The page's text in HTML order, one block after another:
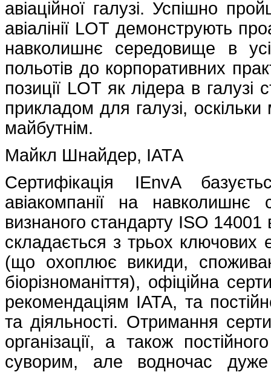
авіаційної галузі. Успішно
авіалінії LOT демонструють
навколишнє середовище в
польотів до корпоративних
позиції LOT як лідера в галузі
прикладом для галузі,
майбутнім.
Майкл Шнайдер, ІАТА
Сертифікація IEnvA
авіакомпанії на
визнаного стандарту ISO 14001
складається з трьох ключових
(що охоплює викиди,
біорізноманіття), офіційна
рекомендаціям IATA, та
та діяльності. Отримання
організації, а також
суворим, але водночас дуже